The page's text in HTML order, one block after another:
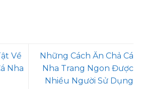
Về
Nha
Những Cách Ăn Chả Cá
Nha Trang Ngon Được
Nhiều Người Sử Dụng